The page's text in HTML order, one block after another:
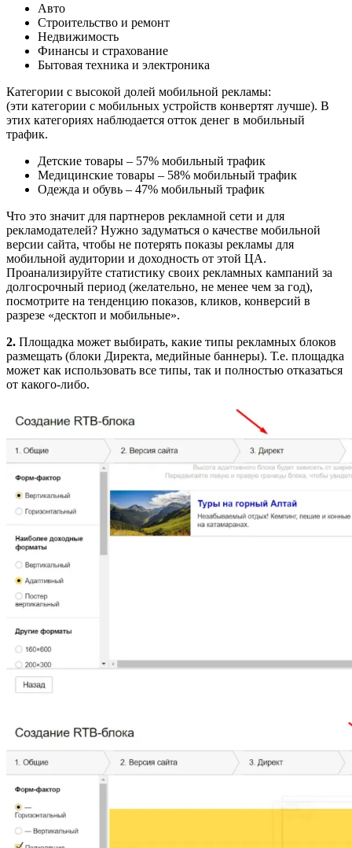
Авто
Строительство и ремонт
Недвижимость
Финансы и страхование
Бытовая техника и электроника
Категории с высокой долей мобильной рекламы:
(эти категории с мобильных устройств конвертят лучше). В
этих категориях наблюдается отток денег в мобильный
трафик.
Детские товары – 57% мобильный трафик
Медицинские товары – 58% мобильный трафик
Одежда и обувь – 47% мобильный трафик
Что это значит для партнеров рекламной сети и для
рекламодателей? Нужно задуматься о качестве мобильной
версии сайта, чтобы не потерять показы рекламы для
мобильной аудитории и доходность от этой ЦА.
Проанализируйте статистику своих рекламных кампаний за
долгосрочный период (желательно, не менее чем за год),
посмотрите на тенденцию показов, кликов, конверсий в
разрезе «десктоп и мобильные».
2. Площадка может выбирать, какие типы рекламных блоков
размещать (блоки Директа, медийные баннеры). Т.е. площадка
может как использовать все типы, так и полностью отказаться
от какого-либо.